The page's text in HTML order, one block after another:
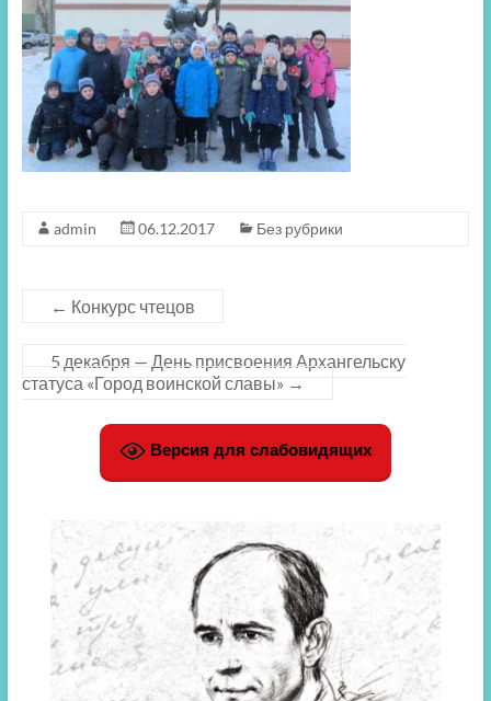
admin 06.12.2017 Без рубрики
← Конкурс чтецов
5 декабря — День присвоения Архангельску
статуса «Город воинской славы» →
Версия для слабовидящих